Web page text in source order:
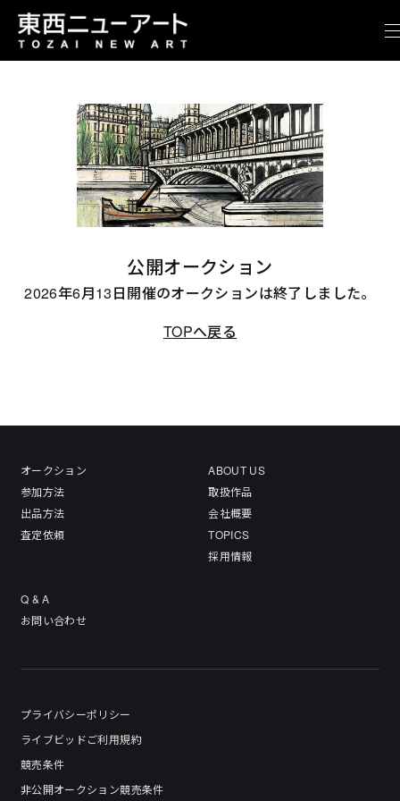
公開オークション
2026年6月13日開催のオークションは終了しました。
TOPへ戻る
オークション
参加方法
出品方法
査定依頼
ABOUT US
取扱作品
会社概要
TOPICS
採用情報
Q & A
お問い合わせ
プライバシーポリシー
ライブビッドご利用規約
競売条件
非公開オークション競売条件